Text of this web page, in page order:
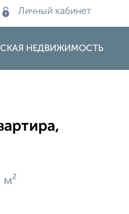
Личный кабинет
НЕДВИЖИМОСТЬ
м²